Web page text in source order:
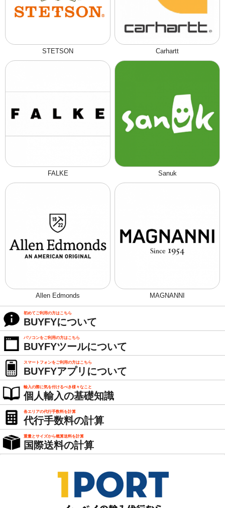
STETSON Carhartt
FALKE Sanuk
Allen Edmonds MAGNANNI
初めてご利用の方はこちら
BUYFYについて
パソコンをご利用の方はこちら
BUYFYツールについて
スマートフォンをご利用の方はこちら
BUYFYアプリについて
輸入の際に気を付けるべき様々なこと
個人輸入の基礎知識
各エリアの代行手数料を計算
代行手数料の計算
重量とサイズから概算送料を計算
国際送料の計算